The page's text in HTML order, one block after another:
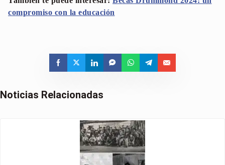
compromiso con la educación
Noticias Relacionadas